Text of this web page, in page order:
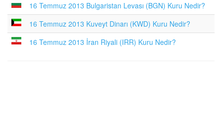
16 Temmuz 2013 Bulgaristan Levası (BGN) Kuru Nedir?
16 Temmuz 2013 Kuveyt Dinarı (KWD) Kuru Nedir?
16 Temmuz 2013 İran Riyali (IRR) Kuru Nedir?